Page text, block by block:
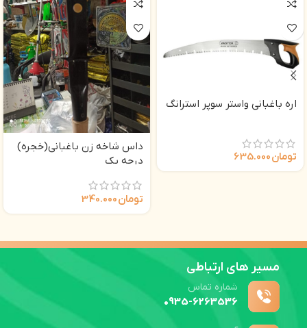
اره باغبانی واستر سوپر استرانگ
تومان
داس شاخه زن باغبانی(خجره)
درجه یک
تومان
مسیر های ارتباطی
شماره تماس
0935-6263536